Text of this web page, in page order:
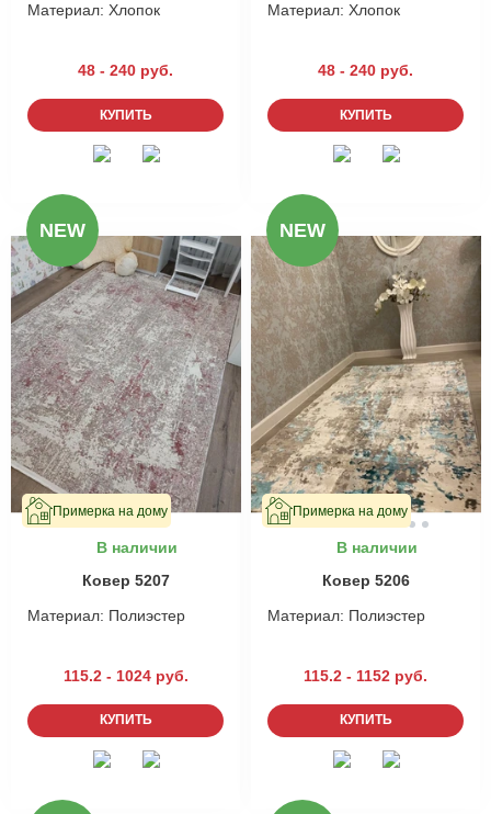
Материал: Хлопок
48 - 240 руб.
КУПИТЬ
Материал: Хлопок
48 - 240 руб.
КУПИТЬ
NEW
Примерка на дому
В наличии
Ковер 5207
Материал: Полиэстер
115.2 - 1024 руб.
КУПИТЬ
NEW
Примерка на дому
В наличии
Ковер 5206
Материал: Полиэстер
115.2 - 1152 руб.
КУПИТЬ